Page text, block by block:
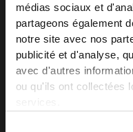
médias sociaux et
partageons également
notre site avec nos
publicité et d'analyse,
avec d'autres
ou qu'ils ont collectées